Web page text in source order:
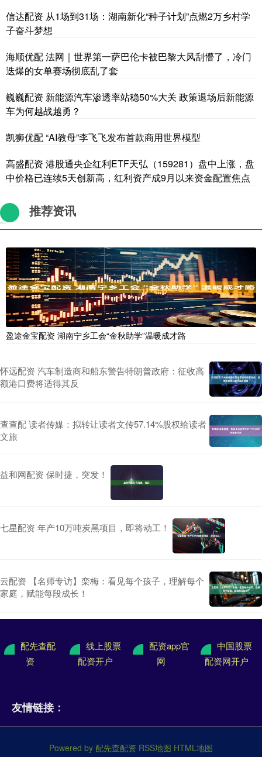
信达配资 从1场到31场：湖南新化“种子计划”点燃2万乡村学
子奋斗梦想
海顺优配 法网｜世界第一萨巴伦卡被巴黎大风刮懵了，冷门
迭爆的女单赛场彻底乱了套
巍巍配资 新能源汽车渗透率站稳50%大关 政策退场后新能源
车为何越战越勇？
凯狮优配 “AI教母”李飞飞发布首款商用世界模型
高盛配资 港股通央企红利ETF天弘（159281）盘中上涨，盘
中价格已连续5天创新高，红利资产成9月以来资金配置焦点
推荐资讯
盈途金宝配资 湖南宁乡工会“金秋助学”温暖成才路
怀远配资 汽车制造商和船东警告特朗普政府：征收高
额港口费将适得其反
查查配 读者传媒：拟转让读者文传57.14%股权给读者
文旅
益和网配资 保时捷，突发！
七星配资 年产10万吨炭黑项目，即将动工！
云配资 【名师专访】栾梅：看见每个孩子，理解每个
家庭，赋能每段成长！
配先查配
资
线上股票
配资开户
配资app官
网
中国股票
配资网开户
友情链接：
Powered by 配先查配资 RSS地图 HTML地图